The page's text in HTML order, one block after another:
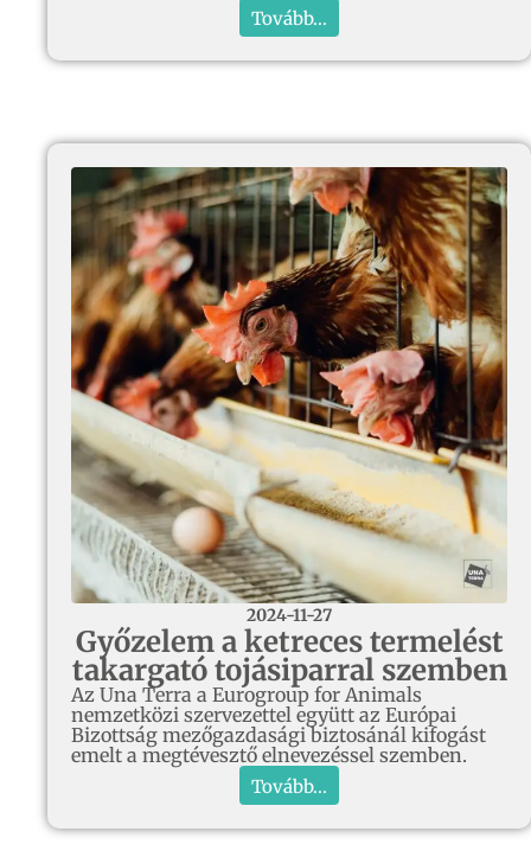
Tovább...
2024-11-27
Győzelem a ketreces termelést
takargató tojásiparral szemben
Az Una Terra a Eurogroup for Animals
nemzetközi szervezettel együtt az Európai
Bizottság mezőgazdasági biztosánál kifogást
emelt a megtévesztő elnevezéssel szemben.
Tovább...